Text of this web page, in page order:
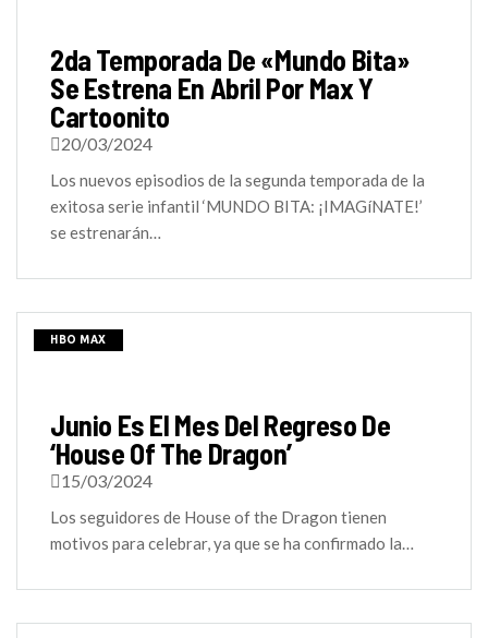
2da Temporada De «Mundo Bita»
Se Estrena En Abril Por Max Y
Cartoonito
20/03/2024
Los nuevos episodios de la segunda temporada de la
exitosa serie infantil ‘MUNDO BITA: ¡IMAGíNATE!’
se estrenarán…
HBO MAX
Junio Es El Mes Del Regreso De
‘House Of The Dragon’
15/03/2024
Los seguidores de House of the Dragon tienen
motivos para celebrar, ya que se ha confirmado la…